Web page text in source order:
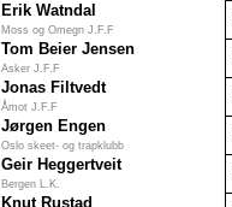
Erik Watndal
Moss og Omegn J.F.F
Tom Beier Jensen
Asker J.F.F
Jonas Filtvedt
Åmot J.F.F
Jørgen Engen
Oslo skeet- og trapklubb
Geir Heggertveit
Bergen L.K.
Knut Rustad